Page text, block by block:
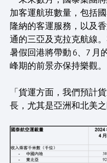
加客運航班數量，包括
隆納的客運服務，以及
通的三亞及克拉克航線
暑假回港將帶動 6、7 月
峰期的前景亦保持樂觀。
「貨運方面，我們預計
長，尤其是亞洲和北美